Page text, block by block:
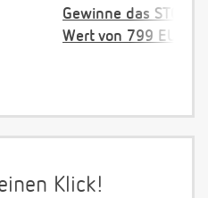
Gewinne das
Wert von 799 EUR
Klick!